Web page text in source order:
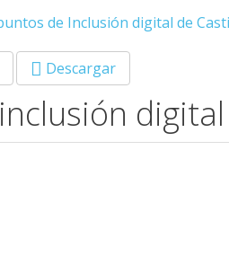
de Inclusión digital de
Descargar
digital